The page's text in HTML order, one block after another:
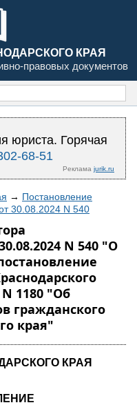
КРАЯ
правовых документов
юриста. Горячая
68-51
Реклама jurik.ru
→ Постановление
30.08.2024 N 540
N 540 "О
N 1180 "Об
гражданского
края"
КРАЯ